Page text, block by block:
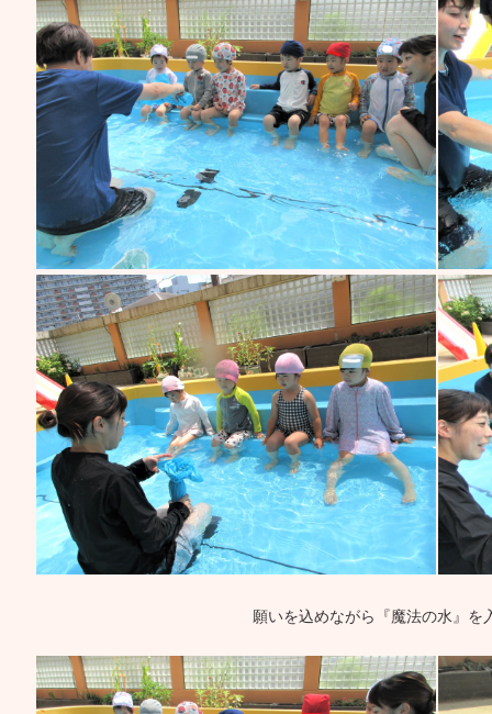
願いを込めながら『魔法の水』を